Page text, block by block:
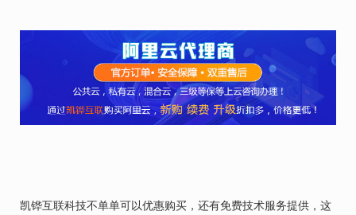
凯铧互联科技不单单可以优惠购买，还有免费技术服务提供，这